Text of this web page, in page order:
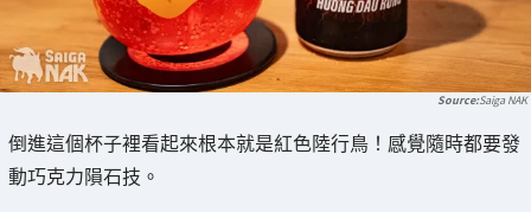
Saiga NAK
倒進這個杯子裡看起來根本就是紅色陸行鳥！感覺隨時都要發
動巧克力隕石技。